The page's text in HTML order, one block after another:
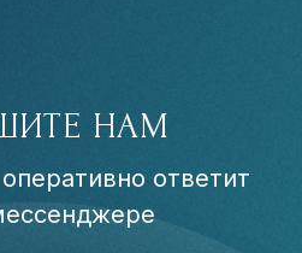
НАМ
ответит